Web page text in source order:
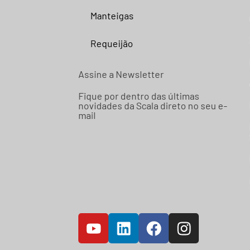
Manteigas
Requeijão
Assine a Newsletter
Fique por dentro das últimas
novidades da Scala direto no seu e-
mail